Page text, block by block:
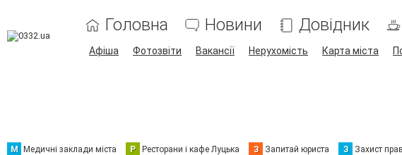
Головна Новини Довідник
Афіша Фотозвіти Вакансії Нерухомість Карта міста
М Медичні заклади міста Р Ресторани і кафе Луцька З Запитай юриста З Захист